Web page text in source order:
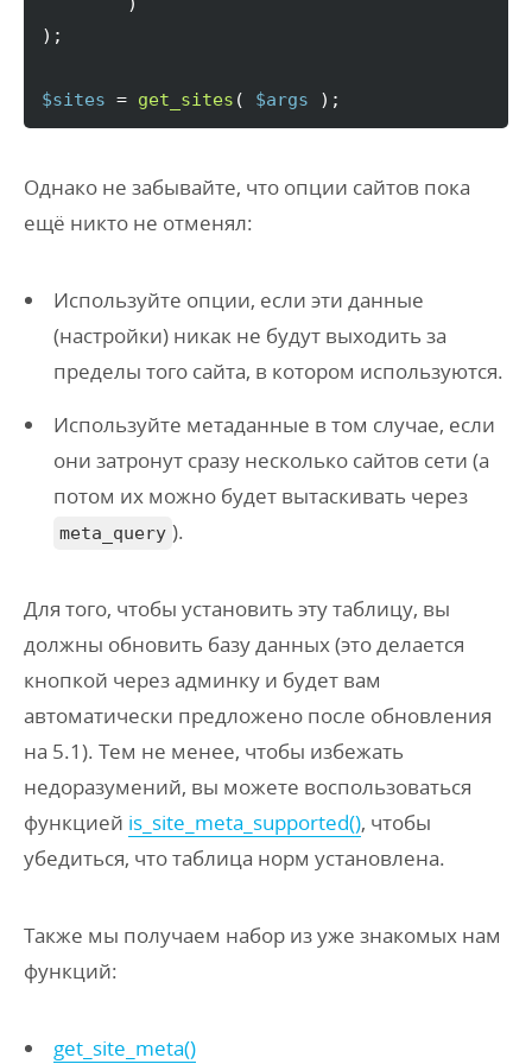
) ;
$sites = get_sites ( $args ) ;
Однако не забывайте, что опции сайтов пока
ещё никто не отменял:
Используйте опции, если эти данные
(настройки) никак не будут выходить за
пределы того сайта, в котором используются.
Используйте метаданные в том случае, если
они затронут сразу несколько сайтов сети (а
потом их можно будет вытаскивать через
meta_query ).
Для того, чтобы установить эту таблицу, вы
должны обновить базу данных (это делается
кнопкой через админку и будет вам
автоматически предложено после обновления
на 5.1). Тем не менее, чтобы избежать
недоразумений, вы можете воспользоваться
функцией is_site_meta_supported(), чтобы
убедиться, что таблица норм установлена.
Также мы получаем набор из уже знакомых нам
функций:
get_site_meta()